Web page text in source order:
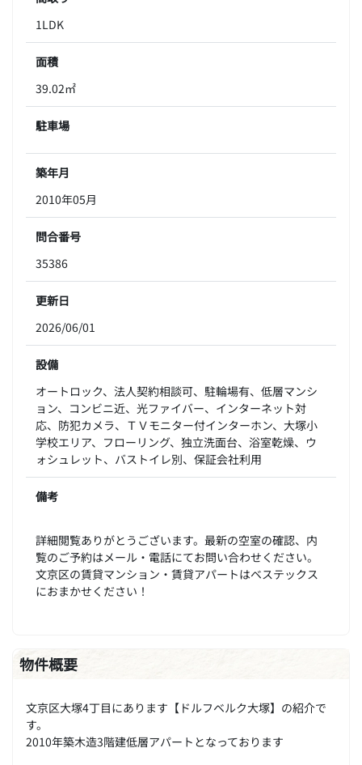
1LDK
面積
39.02㎡
駐車場
築年月
2010年05月
問合番号
35386
更新日
2026/06/01
設備
オートロック、法人契約相談可、駐輪場有、低層マンシ
ョン、コンビニ近、光ファイバー、インターネット対
応、防犯カメラ、ＴＶモニター付インターホン、大塚小
学校エリア、フローリング、独立洗面台、浴室乾燥、ウ
ォシュレット、バストイレ別、保証会社利用
備考
詳細閲覧ありがとうございます。最新の空室の確認、内
覧のご予約はメール・電話にてお問い合わせください。
文京区の賃貸マンション・賃貸アパートはベステックス
におまかせください！
物件概要
文京区大塚4丁目にあります【ドルフベルク大塚】の紹介で
す。
2010年築木造3階建低層アパートとなっております